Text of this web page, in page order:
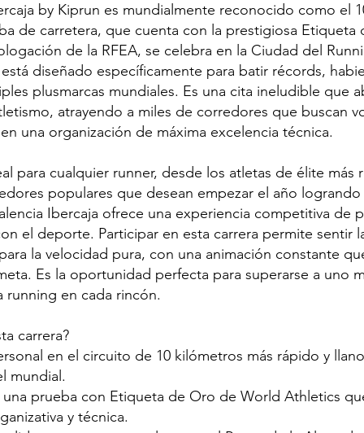
by Kiprun es mundialmente reconocido como el
de carretera, que cuenta con la prestigiosa
de la RFEA, se celebra en la Ciudad del
diseñado específicamente para batir récords,
plusmarcas mundiales. Es una cita ineludible que
atrayendo a miles de corredores que buscan
una organización de máxima excelencia técnica.
para cualquier runner, desde los atletas de élite más
populares que desean empezar el año
Ibercaja ofrece una experiencia competitiva de
el deporte. Participar en esta carrera permite sentir
la velocidad pura, con una animación constante
Es la oportunidad perfecta para superarse a uno
running en cada rincón.
carrera?
en el circuito de 10 kilómetros más rápido y
mundial.
prueba con Etiqueta de Oro de World Athletics
y técnica.